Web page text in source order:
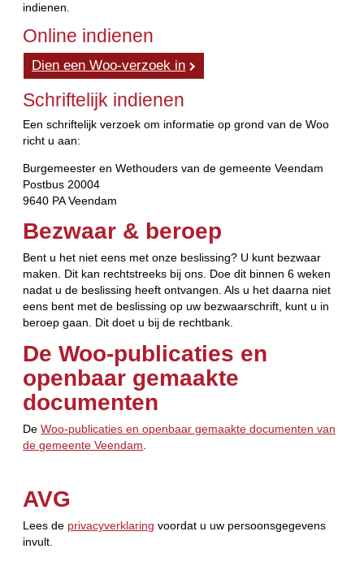
indienen.
Online indienen
Dien een Woo-verzoek in
Schriftelijk indienen
Een schriftelijk verzoek om informatie op grond van de Woo
richt u aan:
Burgemeester en Wethouders van de gemeente Veendam
Postbus 20004
9640 PA Veendam
Bezwaar & beroep
Bent u het niet eens met onze beslissing? U kunt bezwaar
maken. Dit kan rechtstreeks bij ons. Doe dit binnen 6 weken
nadat u de beslissing heeft ontvangen. Als u het daarna niet
eens bent met de beslissing op uw bezwaarschrift, kunt u in
beroep gaan. Dit doet u bij de rechtbank.
De Woo-publicaties en
openbaar gemaakte
documenten
DeWoo-publicaties en openbaar gemaakte documenten van
de gemeente Veendam.
AVG
Lees de privacyverklaring voordat u uw persoonsgegevens
invult.